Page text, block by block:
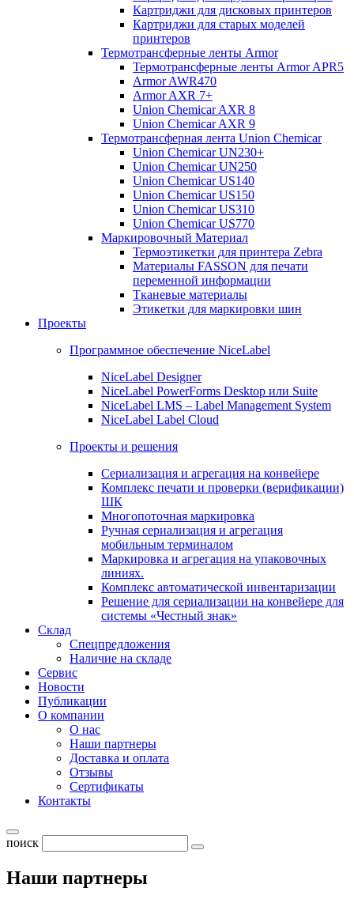
Картриджи для дисковых принтеров
Картриджи для старых моделей
принтеров
Термотрансферные ленты Armor
Термотрансферные ленты Armor APR5
Armor AWR470
Armor AXR 7+
Union Chemicar AXR 8
Union Chemicar AXR 9
Термотрансферная лента Union Chemicar
Union Chemicar UN230+
Union Chemicar UN250
Union Chemicar US140
Union Chemicar US150
Union Chemicar US310
Union Chemicar US770
Маркировочный Материал
Термоэтикетки для принтера Zebra
Материалы FASSON для печати
переменной информации
Тканевые материалы
Этикетки для маркировки шин
Проекты
Программное обеспечение NiceLabel
NiceLabel Designer
NiceLabel PowerForms Desktop или Suite
NiceLabel LMS – Label Management System
NiceLabel Label Cloud
Проекты и решения
Сериализация и агрегация на конвейере
Комплекс печати и проверки (верификации)
ШК
Многопоточная маркировка
Ручная сериализация и агрегация
мобильным терминалом
Маркировка и агрегация на упаковочных
линиях.
Комплекс автоматической инвентаризации
Решение для сериализации на конвейере для
системы «Честный знак»
Склад
Спецпредложения
Наличие на складе
Сервис
Новости
Публикации
О компании
О нас
Наши партнеры
Доставка и оплата
Отзывы
Сертификаты
Контакты
поиск
Наши партнеры